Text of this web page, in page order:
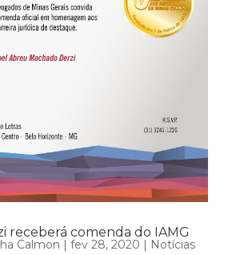
receberá comenda do IAMG
Calmon | fev 28, 2020 | Notícias